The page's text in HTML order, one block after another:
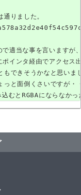
りました。
適当な事を言いますが
インタ経由でアクセス
もできそうかなと思いま
っと面倒くさいですが・
むとRGBAにならなか